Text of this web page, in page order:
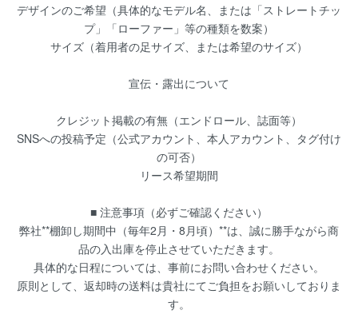
デザインのご希望（具体的なモデル名、または「ストレートチッ
プ」「ローファー」等の種類を数案）
サイズ（着用者の足サイズ、または希望のサイズ）
宣伝・露出について
クレジット掲載の有無（エンドロール、誌面等）
SNSへの投稿予定（公式アカウント、本人アカウント、タグ付け
の可否）
リース希望期間
■ 注意事項（必ずご確認ください）
弊社**棚卸し期間中（毎年2月・8月頃）**は、誠に勝手ながら商
品の入出庫を停止させていただきます。
具体的な日程については、事前にお問い合わせください。
原則として、返却時の送料は貴社にてご負担をお願いしておりま
す。